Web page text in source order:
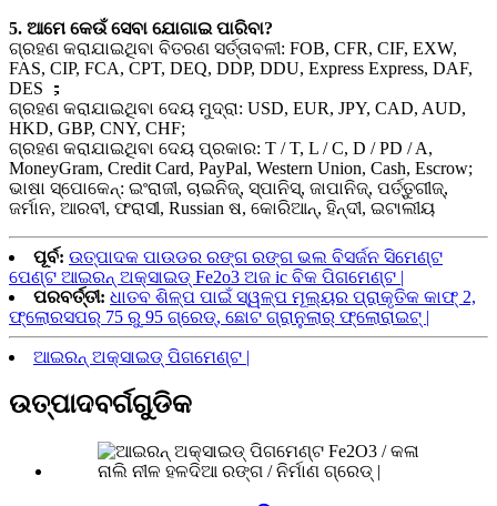
5. ଆମେ କେଉଁ ସେବା ଯୋଗାଇ ପାରିବା?
ଗ୍ରହଣ କରାଯାଇଥିବା ବିତରଣ ସର୍ତ୍ତାବଳୀ: FOB, CFR, CIF, EXW,
FAS, CIP, FCA, CPT, DEQ, DDP, DDU, Express Express, DAF,
DES ；
ଗ୍ରହଣ କରାଯାଇଥିବା ଦେୟ ମୁଦ୍ରା: USD, EUR, JPY, CAD, AUD,
HKD, GBP, CNY, CHF;
ଗ୍ରହଣ କରାଯାଇଥିବା ଦେୟ ପ୍ରକାର: T / T, L / C, D / PD / A,
MoneyGram, Credit Card, PayPal, Western Union, Cash, Escrow;
ଭାଷା ସ୍ପୋକେନ୍: ଇଂରାଜୀ, ଚାଇନିଜ୍, ସ୍ପାନିସ୍, ଜାପାନିଜ୍, ପର୍ତ୍ତୁଗୀଜ୍,
ଜର୍ମାନ, ଆରବୀ, ଫରାସୀ, Russian ଷ, କୋରିଆନ୍, ହିନ୍ଦୀ, ଇଟାଲୀୟ
ପୂର୍ବ: ଉତ୍ପାଦକ ପାଉଡର ରଙ୍ଗ ରଙ୍ଗ ଭଲ ବିସର୍ଜନ ସିମେଣ୍ଟ
ପେଣ୍ଟ ଆଇରନ୍ ଅକ୍ସାଇଡ୍ Fe2o3 ଅଜ ic ବିକ ପିଗମେଣ୍ଟ |
ପରବର୍ତ୍ତୀ: ଧାତବ ଶିଳ୍ପ ପାଇଁ ସ୍ୱଳ୍ପ ମୂଲ୍ୟର ପ୍ରାକୃତିକ କାଫ୍ 2,
ଫ୍ଲୋରସପର୍ 75 ରୁ 95 ଗ୍ରେଡ୍, ଛୋଟ ଗ୍ରାନୁଲାର୍ ଫ୍ଲୋରାଇଟ୍ |
ଆଇରନ୍ ଅକ୍ସାଇଡ୍ ପିଗମେଣ୍ଟ |
ଉତ୍ପାଦବର୍ଗଗୁଡିକ